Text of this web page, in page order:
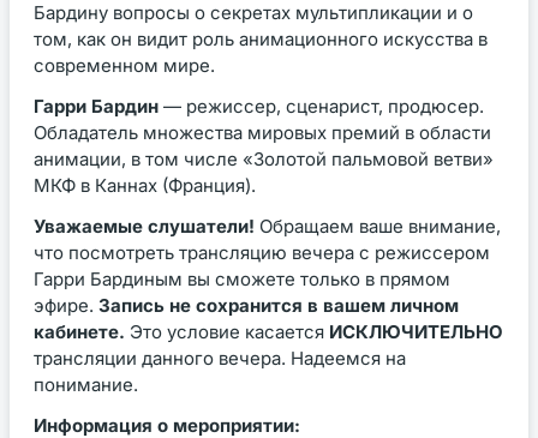
Бардину вопросы о секретах мультипликации и о
том, как он видит роль анимационного искусства в
современном мире.
Гарри Бардин — режиссер, сценарист, продюсер.
Обладатель множества мировых премий в области
анимации, в том числе «Золотой пальмовой ветви»
МКФ в Каннах (Франция).
Уважаемые слушатели! Обращаем ваше внимание,
что посмотреть трансляцию вечера с режиссером
Гарри Бардиным вы сможете только в прямом
эфире. Запись не сохранится в вашем личном
кабинете. Это условие касается ИСКЛЮЧИТЕЛЬНО
трансляции данного вечера. Надеемся на
понимание.
Информация о мероприятии: